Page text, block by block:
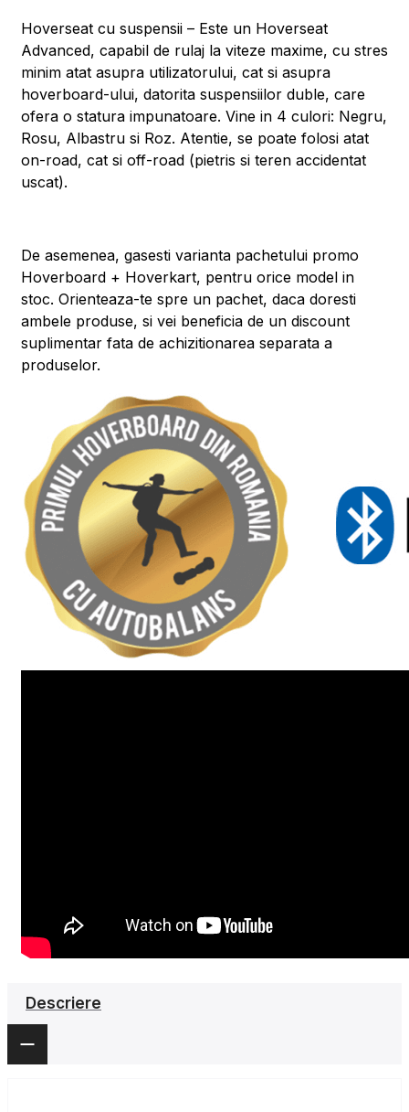
Hoverseat cu suspensii – Este un Hoverseat
Advanced, capabil de rulaj la viteze maxime, cu stres
minim atat asupra utilizatorului, cat si asupra
hoverboard-ului, datorita suspensiilor duble, care
ofera o statura impunatoare. Vine in 4 culori: Negru,
Rosu, Albastru si Roz. Atentie, se poate folosi atat
on-road, cat si off-road (pietris si teren accidentat
uscat).
De asemenea, gasesti varianta pachetului promo
Hoverboard + Hoverkart, pentru orice model in
stoc. Orienteaza-te spre un pachet, daca doresti
ambele produse, si vei beneficia de un discount
suplimentar fata de achizitionarea separata a
produselor.
Descriere